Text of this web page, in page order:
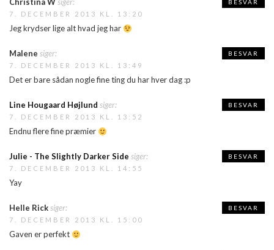
Christina W siger:
7. DECEMBER 2013 KL. 13:20
Jeg krydser lige alt hvad jeg har
BESVAR
Malene siger:
7. DECEMBER 2013 KL. 13:49
Det er bare sådan nogle fine ting du har hver dag :p
BESVAR
Line Hougaard Højlund siger:
7. DECEMBER 2013 KL. 13:52
Endnu flere fine præmier
BESVAR
Julie - The Slightly Darker Side siger:
7. DECEMBER 2013 KL. 14:55
Yay
BESVAR
Helle Ricksiger:
7. DECEMBER 2013 KL. 15:00
Gaven er perfekt
BESVAR